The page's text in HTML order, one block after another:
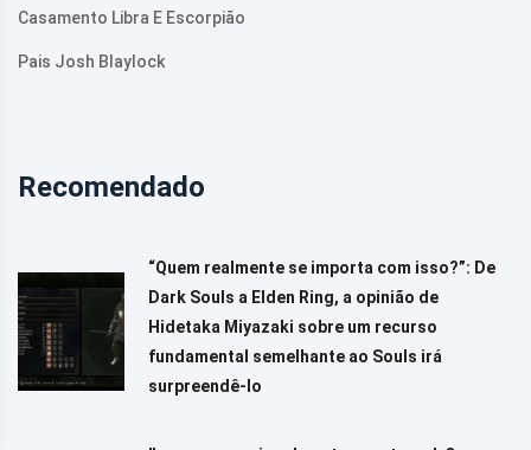
Casamento Libra E Escorpião
Pais Josh Blaylock
Recomendado
“Quem realmente se importa com isso?”: De
Dark Souls a Elden Ring, a opinião de
Hidetaka Miyazaki sobre um recurso
fundamental semelhante ao Souls irá
surpreendê-lo